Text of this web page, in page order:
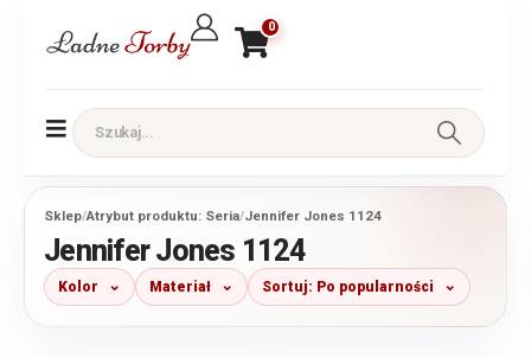
0
Sklep/Atrybut produktu: Seria/Jennifer Jones 1124
Jennifer Jones 1124
Kolor Materiał Sortuj: Po popularności